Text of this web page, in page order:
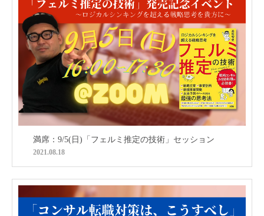
満席：9/5(日)「フェルミ推定の技術」セッション
2021.08.18